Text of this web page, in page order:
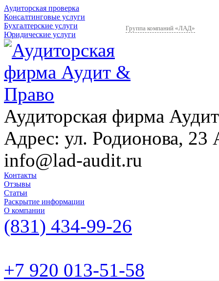
Аудиторская проверка
Консалтинговые услуги
Бухгалтерские услуги
Юридические услуги
Группа компаний «ЛАД»
Аудиторская фирма
Адрес: ул. Родионова, 23
info@lad-audit.ru
Контакты
Отзывы
Статьи
Раскрытие информации
О компании
(831) 434-99-26
+7 920 013-51-58